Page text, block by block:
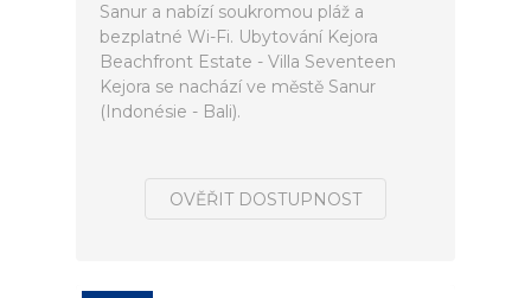
Sanur a nabízí soukromou pláž a
bezplatné Wi-Fi. Ubytování Kejora
Beachfront Estate - Villa Seventeen
Kejora se nachází ve městě Sanur
(Indonésie - Bali).
OVĚŘIT DOSTUPNOST